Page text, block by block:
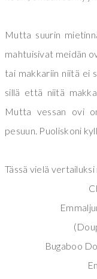
Mutta suurin
mahtuisivat meidän
tai makkariin niitä ei
sillä että niitä
Mutta vessan ovi
pesuun. Puoliskoni
Tässä vielä
Bugaboo